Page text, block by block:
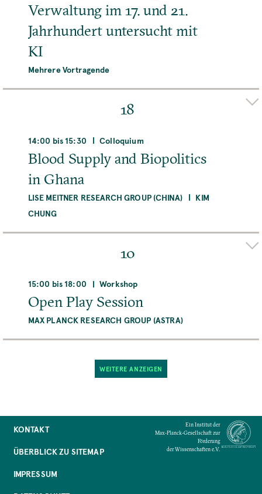
Raum
Zoom/Online Meeting Platform
MEHR
Verwaltung im 17. und 21.
Jahrhundert untersucht mit
KI
Mehrere Vortragende
18
14:00 bis 15:30 Colloquium
Blood Supply and Biopolitics
in Ghana
LISE MEITNER RESEARCH GROUP (CHINA)
KIM
CHUNG
Adresse
Max Planck Institute for the History of Science,
Boltzmannstraße 22, 14195 Berlin, Deutschland
Raum
10
15:00 bis 18:00 Workshop
Open Play Session
MAX PLANCK RESEARCH GROUP (ASTRA)
Raum
MEHR
WEITERE ANZEIGEN
KONTAKT
ÜBERBLICK ZU SITEMAP
IMPRESSUM
Ein Institut der
Max-Planck-Gesellschaft zur
Förderung
der Wissenschaften e.V.